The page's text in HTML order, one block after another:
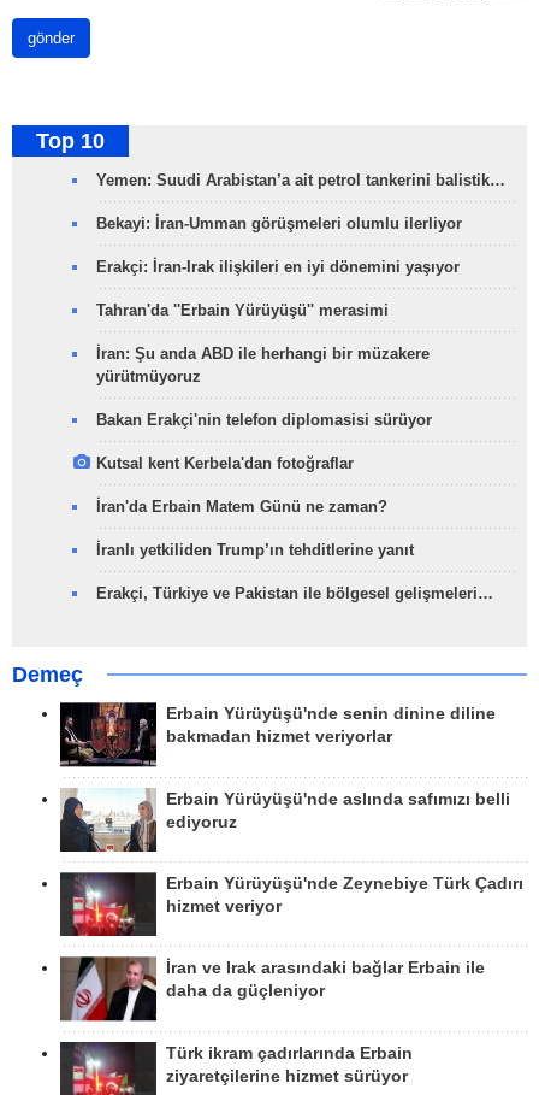
gönder
Top 10
Yemen: Suudi Arabistan’a ait petrol tankerini balistik…
Bekayi: İran-Umman görüşmeleri olumlu ilerliyor
Erakçi: İran-Irak ilişkileri en iyi dönemini yaşıyor
Tahran'da ''Erbain Yürüyüşü'' merasimi
İran: Şu anda ABD ile herhangi bir müzakere
yürütmüyoruz
Bakan Erakçi'nin telefon diplomasisi sürüyor
Kutsal kent Kerbela'dan fotoğraflar
İran'da Erbain Matem Günü ne zaman?
İranlı yetkiliden Trump’ın tehditlerine yanıt
Erakçi, Türkiye ve Pakistan ile bölgesel gelişmeleri…
Demeç
Erbain Yürüyüşü'nde senin dinine diline
bakmadan hizmet veriyorlar
Erbain Yürüyüşü'nde aslında safımızı belli
ediyoruz
Erbain Yürüyüşü'nde Zeynebiye Türk Çadırı
hizmet veriyor
İran ve Irak arasındaki bağlar Erbain ile
daha da güçleniyor
Türk ikram çadırlarında Erbain
ziyaretçilerine hizmet sürüyor